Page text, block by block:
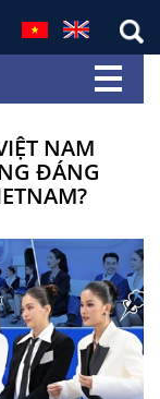
NAM
ĐÁNG